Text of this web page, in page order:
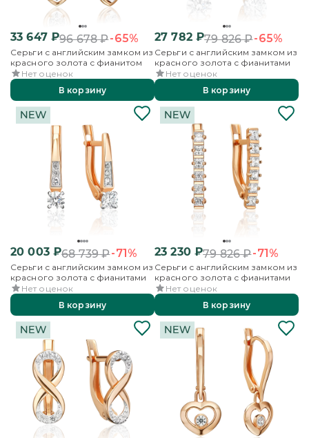
33 647₽96 678₽-65%
Серьги с английским замком из
красного золота с фианитом
Нет оценок
В корзину
27 782₽79 826₽-65%
Серьги с английским замком из
красного золота с фианитами
Нет оценок
В корзину
20 003₽68 739₽-71%
Серьги с английским замком из
красного золота с фианитами
Нет оценок
В корзину
23 230₽79 826₽-71%
Серьги с английским замком из
красного золота с фианитами
Нет оценок
В корзину